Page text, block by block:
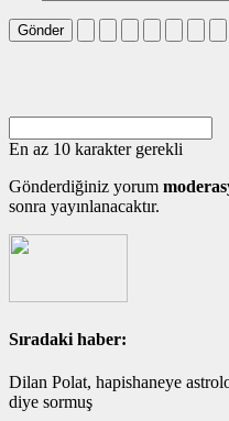
Gönder
En az 10 karakter gerekli
Gönderdiğiniz yorum
sonra yayınlanacaktır.
Sıradaki haber:
Dilan Polat, hapishaneye
diye sormuş